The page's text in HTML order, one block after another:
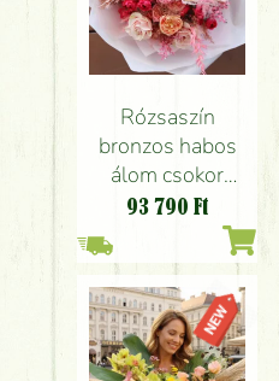
Rózsaszín
bronzos habos
álom csokor
angol rózsákkal,
93 790 Ft